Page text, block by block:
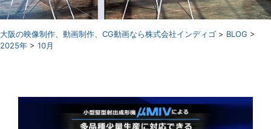
⼤阪の映像制作、動画制作、CG動画なら株式会社インディゴ > BLOG >
2025年 > 10月